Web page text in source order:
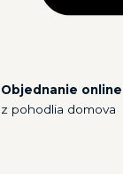
Objednanie online
z pohodlia domova